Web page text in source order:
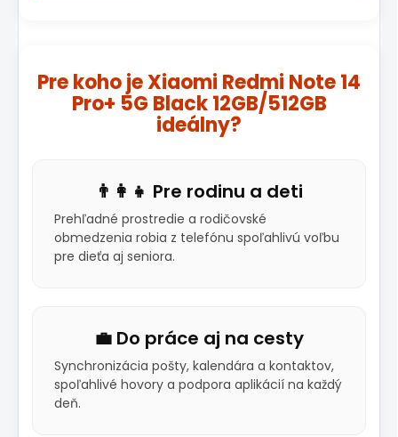
Pre koho je Xiaomi Redmi Note 14
Pro+ 5G Black 12GB/512GB
ideálny?
👨‍👩‍👧 Pre rodinu a deti
Prehľadné prostredie a rodičovské
obmedzenia robia z telefónu spoľahlivú voľbu
pre dieťa aj seniora.
💼 Do práce aj na cesty
Synchronizácia pošty, kalendára a kontaktov,
spoľahlivé hovory a podpora aplikácií na každý
deň.